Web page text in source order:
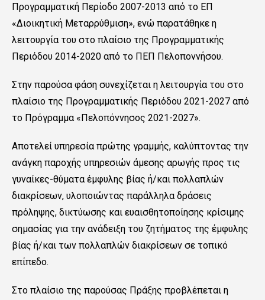
Προγραμματική Περίοδο 2007-2013 από το ΕΠ
«Διοικητική Μεταρρύθμιση», ενώ παρατάθηκε η
λειτουργία του στο πλαίσιο της Προγραμματικής
Περιόδου 2014-2020 από το ΠΕΠ Πελοποννήσου.
Στην παρούσα φάση συνεχίζεται η λειτουργία του στο
πλαίσιο της Προγραμματικής Περιόδου 2021-2027 από
το Πρόγραμμα «Πελοπόννησος 2021-2027».
Αποτελεί υπηρεσία πρώτης γραμμής, καλύπτοντας την
ανάγκη παροχής υπηρεσιών άμεσης αρωγής προς τις
γυναίκες-θύματα έμφυλης βίας ή/και πολλαπλών
διακρίσεων, υλοποιώντας παράλληλα δράσεις
πρόληψης, δικτύωσης και ευαισθητοποίησης κρίσιμης
σημασίας για την ανάδειξη του ζητήματος της έμφυλης
βίας ή/και των πολλαπλών διακρίσεων σε τοπικό
επίπεδο.
Στο πλαίσιο της παρούσας Πράξης προβλέπεται η